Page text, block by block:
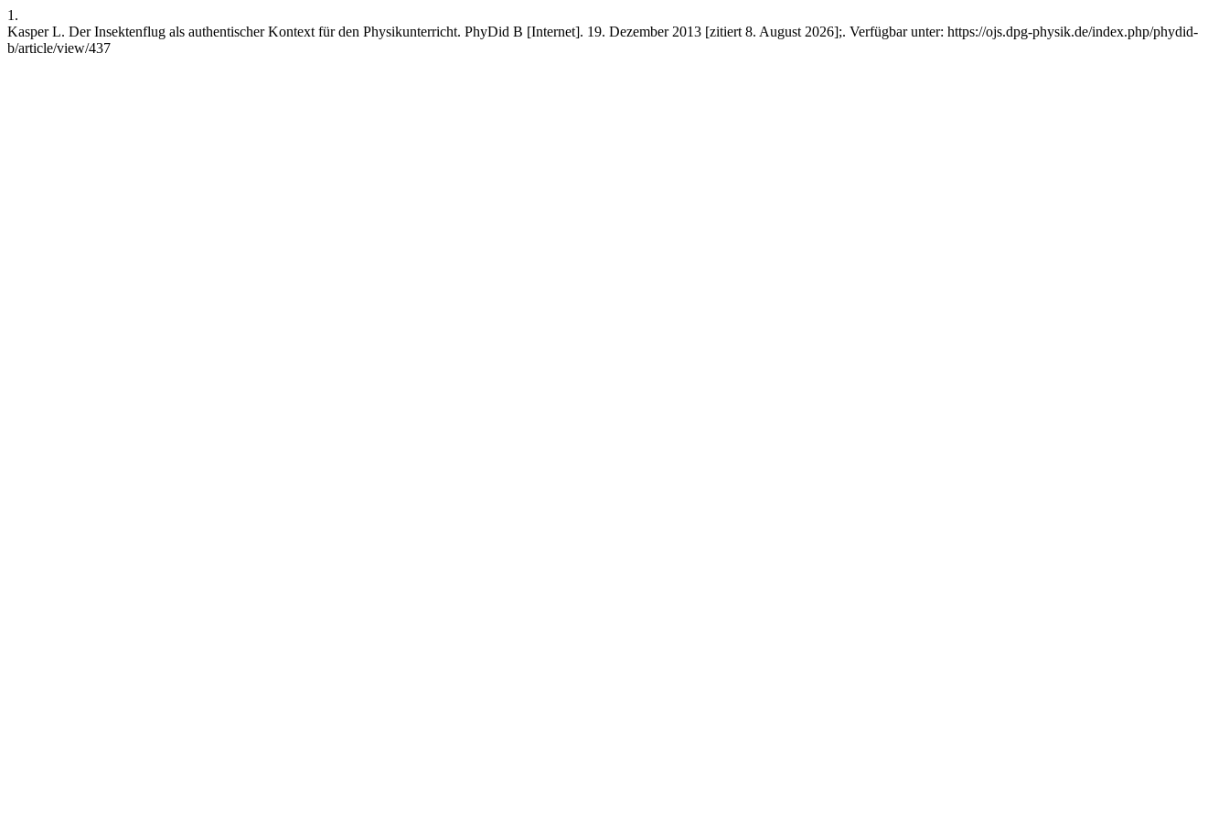
1.
Kasper L. Der Insektenflug als authentischer Kontext für den Physikunterricht. PhyDid B [Internet]. 19. Dezember 2013 [zitiert 8. August 2026];. Verfügbar unter: https://ojs.dpg-physik.de/index.php/phydid-
b/article/view/437